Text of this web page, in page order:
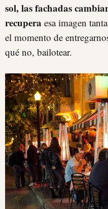
sol, las fachadas
recupera esa imagen
el momento de
qué no, bailotear.